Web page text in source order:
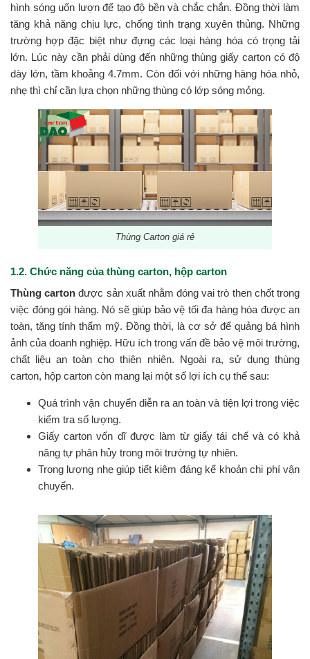
hình sóng uốn lượn để tạo độ bền và chắc chắn. Đồng thời làm
tăng khả năng chịu lực, chống tình trạng xuyên thủng. Những
trường hợp đặc biệt như đựng các loại hàng hóa có trọng tải
lớn. Lúc này cần phải dùng đến những thùng giấy carton có độ
dày lớn, tầm khoảng 4.7mm. Còn đối với những hàng hóa nhỏ,
nhẹ thì chỉ cần lựa chọn những thùng có lớp sóng mỏng.
Thùng Carton giá rẻ
1.2. Chức năng của thùng carton, hộp carton
Thùng carton được sản xuất nhằm đóng vai trò then chốt trong
việc đóng gói hàng. Nó sẽ giúp bảo vệ tối đa hàng hóa được an
toàn, tăng tính thẩm mỹ. Đồng thời, là cơ sở để quảng bá hình
ảnh của doanh nghiệp. Hữu ích trong vấn đề bảo vệ môi trường,
chất liệu an toàn cho thiên nhiên. Ngoài ra, sử dụng thùng
carton, hộp carton còn mang lại một số lợi ích cụ thể sau:
Quá trình vận chuyển diễn ra an toàn và tiện lợi trong việc
kiểm tra số lượng.
Giấy carton vốn dĩ được làm từ giấy tái chế và có khả
năng tự phân hủy trong môi trường tự nhiên.
Trọng lượng nhẹ giúp tiết kiệm đáng kể khoản chi phí vận
chuyển.